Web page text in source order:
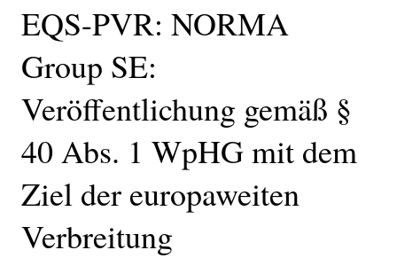
EQS-PVR: NORMA
Group SE:
Veröffentlichung gemäß §
40 Abs. 1 WpHG mit dem
Ziel der europaweiten
Verbreitung